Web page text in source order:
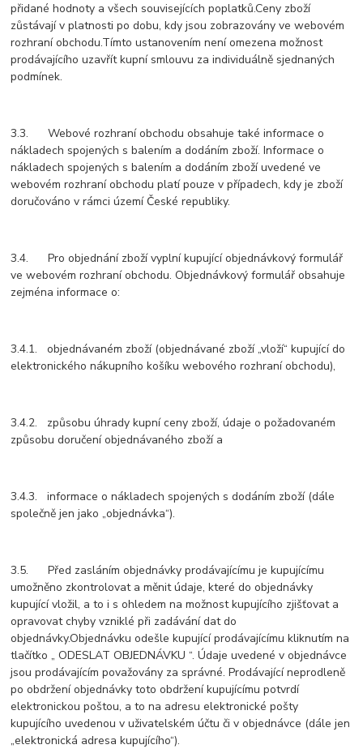
přidané hodnoty a všech souvisejících poplatků.Ceny zboží
zůstávají v platnosti po dobu, kdy jsou zobrazovány ve webovém
rozhraní obchodu.Tímto ustanovením není omezena možnost
prodávajícího uzavřít kupní smlouvu za individuálně sjednaných
podmínek.
3.3. Webové rozhraní obchodu obsahuje také informace o
nákladech spojených s balením a dodáním zboží. Informace o
nákladech spojených s balením a dodáním zboží uvedené ve
webovém rozhraní obchodu platí pouze v případech, kdy je zboží
doručováno v rámci území České republiky.
3.4. Pro objednání zboží vyplní kupující objednávkový formulář
ve webovém rozhraní obchodu. Objednávkový formulář obsahuje
zejména informace o:
3.4.1. objednávaném zboží (objednávané zboží „vloží“ kupující do
elektronického nákupního košíku webového rozhraní obchodu),
3.4.2. způsobu úhrady kupní ceny zboží, údaje o požadovaném
způsobu doručení objednávaného zboží a
3.4.3. informace o nákladech spojených s dodáním zboží (dále
společně jen jako „objednávka“).
3.5. Před zasláním objednávky prodávajícímu je kupujícímu
umožněno zkontrolovat a měnit údaje, které do objednávky
kupující vložil, a to i s ohledem na možnost kupujícího zjišťovat a
opravovat chyby vzniklé při zadávání dat do
objednávky.Objednávku odešle kupující prodávajícímu kliknutím na
tlačítko „ ODESLAT OBJEDNÁVKU “. Údaje uvedené v objednávce
jsou prodávajícím považovány za správné. Prodávající neprodleně
po obdržení objednávky toto obdržení kupujícímu potvrdí
elektronickou poštou, a to na adresu elektronické pošty
kupujícího uvedenou v uživatelském účtu či v objednávce (dále jen
„elektronická adresa kupujícího“).